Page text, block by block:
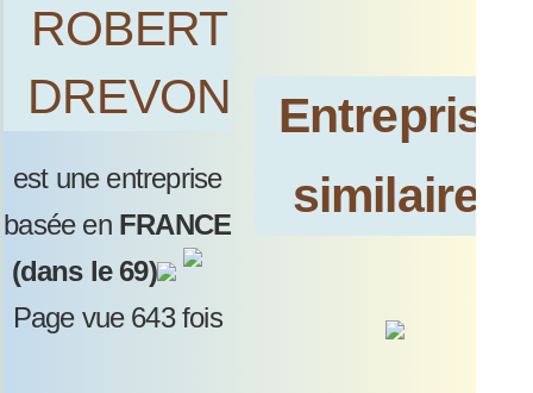
ROBERT
DREVON
est une entreprise
basée en FRANCE
(dans le 69)
Page vue 643 fois
similaires: